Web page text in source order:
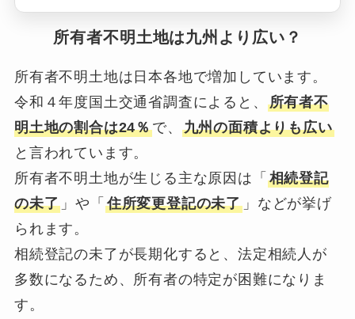
所有者不明土地は九州より広い？
所有者不明土地は日本各地で増加しています。
令和４年度国土交通省調査によると、 所有者不
明土地の割合は24％で、 九州の面積よりも広い
と言われています。
所有者不明土地が生じる主な原因は「 相続登記
の未了 」や「 住所変更登記の未了 」などが挙げ
られます。
相続登記の未了が長期化すると、法定相続人が
多数になるため、所有者の特定が困難になりま
す。